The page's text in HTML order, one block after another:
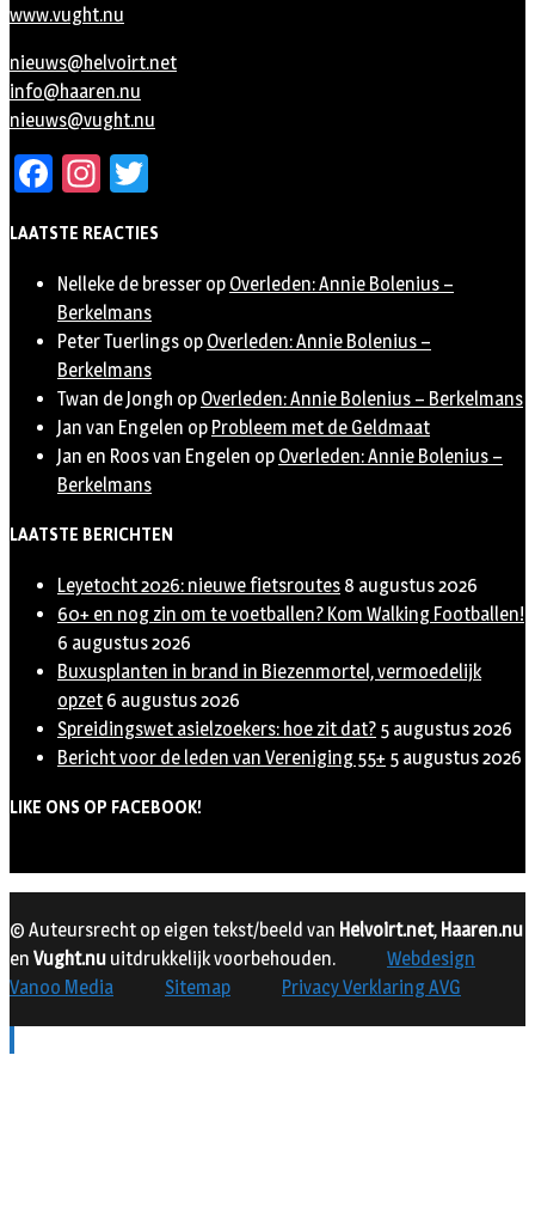
www.vught.nu
nieuws@helvoirt.net
info@haaren.nu
nieuws@vught.nu
Facebook
Instagram
LAATSTE REACTIES
Nelleke de bresser op Overleden: Annie Bolenius –
Berkelmans
Peter Tuerlings op Overleden: Annie Bolenius –
Berkelmans
Twan de Jongh op Overleden: Annie Bolenius – Berkelmans
Jan van Engelen op Probleem met de Geldmaat
Jan en Roos van Engelen op Overleden: Annie Bolenius –
Berkelmans
LAATSTE BERICHTEN
Leyetocht 2026: nieuwe fietsroutes 8 augustus 2026
60+ en nog zin om te voetballen? Kom Walking Footballen!
6 augustus 2026
Buxusplanten in brand in Biezenmortel, vermoedelijk
opzet 6 augustus 2026
Spreidingswet asielzoekers: hoe zit dat? 5 augustus 2026
Bericht voor de leden van Vereniging 55+ 5 augustus 2026
LIKE ONS OP FACEBOOK!
© Auteursrecht op eigen tekst/beeld van Helvoirt.net, Haaren.nu
en Vught.nu uitdrukkelijk voorbehouden.
Webdesign
Vanoo Media
Sitemap Privacy Verklaring AVG